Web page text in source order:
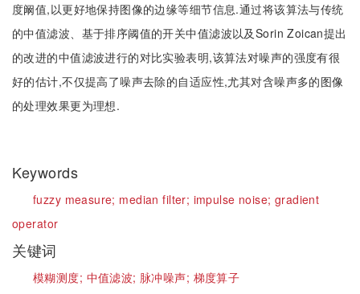
度阚值,以更好地保持图像的边缘等细节信息.通过将该算法与传统
的中值滤波、基于排序阈值的开关中值滤波以及Sorin Zoican提出
的改进的中值滤波进行的对比实验表明,该算法对噪声的强度有很
好的估计,不仅提高了噪声去除的自适应性,尤其对含噪声多的图像
的处理效果更为理想.
Keywords
fuzzy measure; median filter; impulse noise; gradient
operator
关键词
模糊测度; 中值滤波; 脉冲噪声; 梯度算子